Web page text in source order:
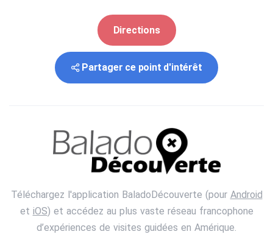
Directions
Partager ce point d'intérêt
Téléchargez l'application BaladoDécouverte (pour Android
et iOS) et accédez au plus vaste réseau francophone
d’expériences de visites guidées en Amérique.